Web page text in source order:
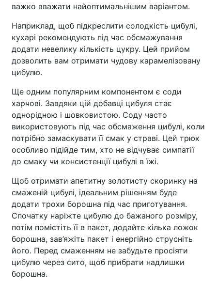
важко вважати найоптимальнішим варіантом.
Наприклад, щоб підкреслити солодкість цибулі,
кухарі рекомендують під час обсмажування
додати невелику кількість цукру. Цей прийом
дозволить вам отримати чудову карамелізовану
цибулю.
Ще одним популярним компонентом є соди
харчові. Завдяки цій добавці цибуля стає
однорідною і шовковистою. Соду часто
використовують під час обсмаження цибулі, коли
потрібно замаскувати її смак у страві. Цей трюк
особливо підійде тим, хто не відчуває симпатії
до смаку чи консистенції цибулі в їжі.
Щоб отримати апетитну золотисту скоринку на
смаженій цибулі, ідеальним рішенням буде
додати трохи борошна під час приготування.
Спочатку наріжте цибулю до бажаного розміру,
потім помістіть її в пакет, додайте кілька ложок
борошна, зав’яжіть пакет і енергійно струсніть
його. Перед смаженням не забудьте просіяти
цибулю через сито, щоб прибрати надлишки
борошна.